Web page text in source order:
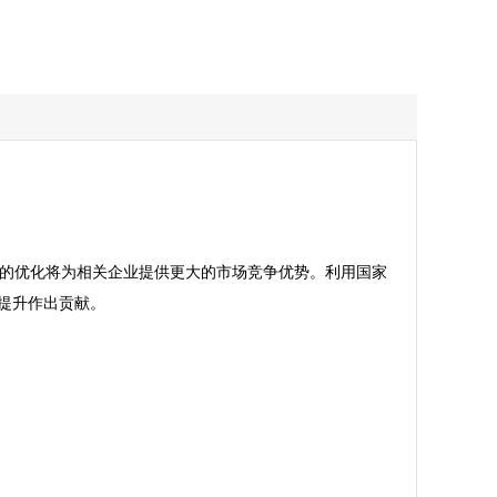
优化将为相关企业提供更大的市场竞争优势。利用国家
作出贡献。